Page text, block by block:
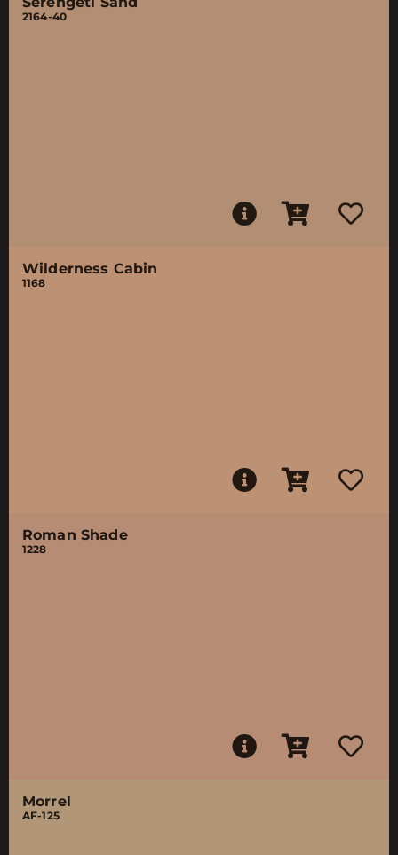
2164-40
Wilderness Cabin
1168
Roman Shade
1228
Morrel
AF-125